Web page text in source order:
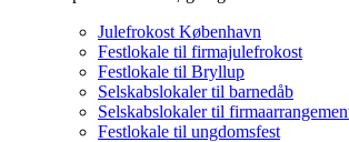
Julefrokost København
Festlokale til firmajulefrokost
Festlokale til Bryllup
Selskabslokaler til barnedåb
Selskabslokaler til
Festlokale til ungdomsfest